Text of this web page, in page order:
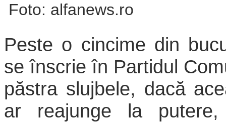
Foto: alfanews.ro
Peste o cincime din
se înscrie în Partidul
păstra slujbele, dacă
ar reajunge la